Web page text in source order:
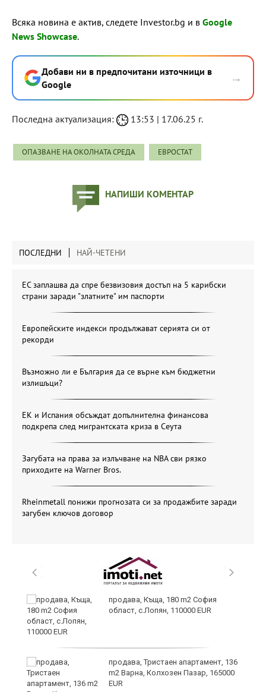
Всяка новина е актив, следете Investor.bg и в Google
News Showcase.
Добави ни в предпочитани източници в
Google
→
Последна актуализация: 13:53 | 17.06.25 г.
ОПАЗВАНЕ НА ОКОЛНАТА СРЕДА ЕВРОСТАТ
НАПИШИ КОМЕНТАР
ПОСЛЕДНИ НАЙ-ЧЕТЕНИ
ЕС заплашва да спре безвизовия достъп на 5 карибски
страни заради "златните" им паспорти
Европейските индекси продължават серията си от
рекорди
Възможно ли е България да се върне към бюджетни
излишъци?
ЕК и Испания обсъждат допълнителна финансова
подкрепа след мигрантската криза в Сеута
Загубата на права за излъчване на NBA сви рязко
приходите на Warner Bros.
Rheinmetall понижи прогнозата си за продажбите заради
загубен ключов договор
продава, Къща, 180 m2 София
област, с.Лопян, 110000 EUR
продава, Тристаен апартамент, 136
m2 Варна, Колхозен Пазар, 165000
EUR